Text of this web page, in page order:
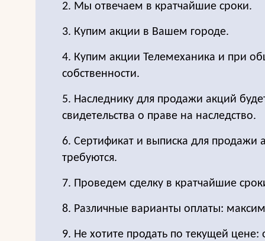
2. Мы отвечаем в кратчайшие сроки.
3. Купим акции в Вашем городе.
4. Купим акции Телемеханика и при
собственности.
5. Наследнику для продажи акций
свидетельства о праве на наследство.
6. Сертификат и выписка для продажи
требуются.
7. Проведем сделку в кратчайшие
8. Различные варианты оплаты:
9. Не хотите продать по текущей цене: